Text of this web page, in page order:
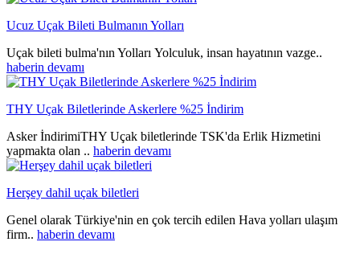
Ucuz Uçak Bileti Bulmanın Yolları
Uçak bileti bulma'nın Yolları Yolculuk, insan hayatının vazge..
haberin devamı
THY Uçak Biletlerinde Askerlere %25 İndirim
Asker İndirimiTHY Uçak biletlerinde TSK'da Erlik Hizmetini
yapmakta olan .. haberin devamı
Herşey dahil uçak biletleri
Genel olarak Türkiye'nin en çok tercih edilen Hava yolları ulaşım
firm.. haberin devamı